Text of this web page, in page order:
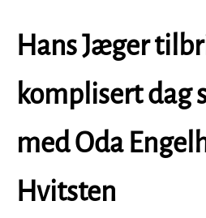
Hans Jæger
komplisert dag
med Oda
Hvitsten